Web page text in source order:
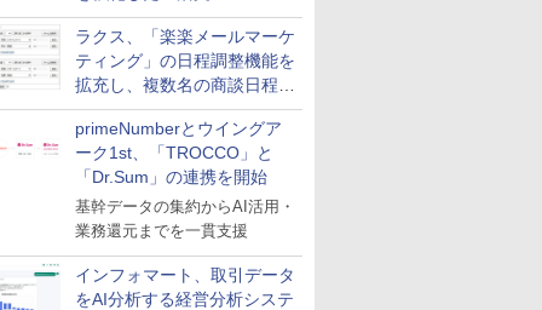
送信防止アドインサービス」
を提供
ラクス、「楽楽メールマーケ
ティング」の日程調整機能を
拡充し、複数名の商談日程調
整を効率化
primeNumberとウイングア
ーク1st、「TROCCO」と
「Dr.Sum」の連携を開始
基幹データの集約からAI活用・
業務還元までを一貫支援
インフォマート、取引データ
をAI分析する経営分析システ